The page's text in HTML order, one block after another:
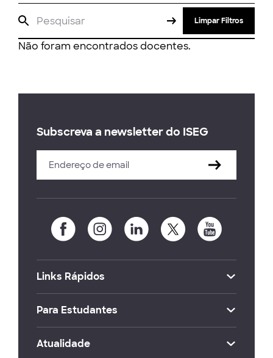
Limpar Filtros
Não foram encontrados docentes.
Subscreva a newsletter do ISEG
Links Rápidos
Para Estudantes
Atualidade